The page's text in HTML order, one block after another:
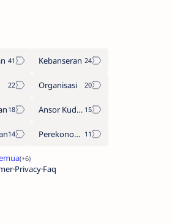
Kebanseran
Organisasi
Ansor Kudus
Perekonomian
Privacy Faq